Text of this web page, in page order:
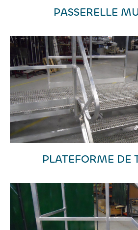
PASSERELLE
PLATEFORME DE